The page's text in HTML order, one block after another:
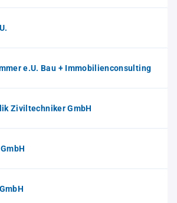
e.U. Bau + Immobilienconsulting
Ziviltechniker GmbH